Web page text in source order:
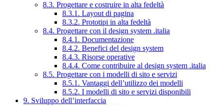
8.3. Progettare e costruire in alta fedeltà
8.3.1. Layout di pagina
8.3.2. Prototipi in alta fedeltà
8.4. Progettare con il design system .italia
8.4.1. Documentazione
8.4.2. Benefici del design system
8.4.3. Risorse operative
8.4.4. Come contribuire al design system .italia
8.5. Progettare con i modelli di sito e servizi
8.5.1. Vantaggi dell’utilizzo dei modelli
8.5.2. I modelli di sito e servizi disponibili
9. Sviluppo dell’interfaccia